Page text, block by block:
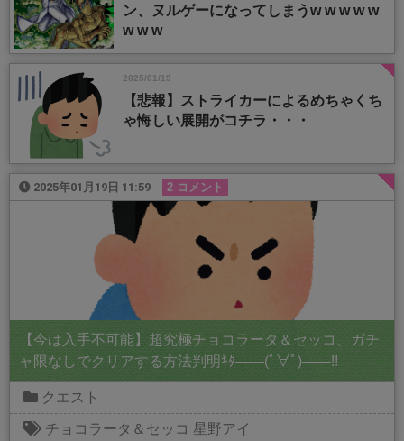
ン、ヌルゲーになってしまうw w w w w
w w w
2025/01/19
【悲報】ストライカーによるめちゃくち
ゃ悔しい展開がコチラ・・・
2025年01月19日 11:59 2 コメント
【今は入手不可能】超究極チョコラータ＆セッコ、ガチ
ャ限なしでクリアする方法判明ｷﾀ――(ﾟ∀ﾟ)――!!
クエスト
チョコラータ＆セッコ 星野アイ